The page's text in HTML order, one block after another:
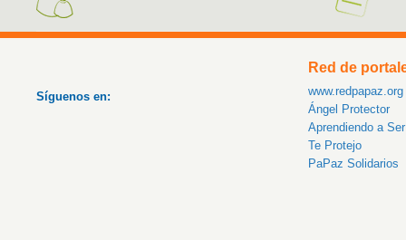
Síguenos en:
Red de
www.redpapaz.org
Ángel Protector
Aprendiendo a
Te Protejo
PaPaz Solidarios